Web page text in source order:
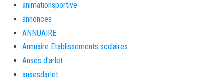
animationsportive
annonces
ANNUAIRE
Annuaire Etablissements scolaires
Anses d'arlet
ansesdarlet